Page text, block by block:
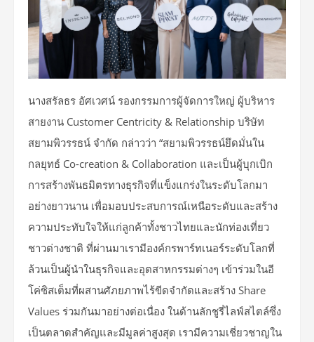
นางสรัลธร อัศเวศน์ รองกรรมการผู้จัดการใหญ่ ผู้บริหาร
สายงาน Customer Centricity & Relationship บริษัท
สยามพิวรรธน์ จำกัด กล่าวว่า “สยามพิวรรธน์ยึดมั่นใน
กลยุทธ์ Co-creation & Collaboration และเป็นผู้บุกเบิก
การสร้างพันธมิตรทางธุรกิจที่แข็งแกร่งในระดับโลกมา
อย่างยาวนาน เพื่อมอบประสบการณ์เหนือระดับและสร้าง
ความประทับใจให้แก่ลูกค้าทั้งชาวไทยและนักท่องเที่ยว
ชาวต่างชาติ ที่ผ่านมาเรามีองค์กรพาร์ทเนอร์ระดับโลกที่
ล้วนเป็นผู้นำในธุรกิจและอุตสาหกรรมต่างๆ เข้าร่วมในอี
โค่ซิสเต็มที่ผสานศัภยภาพไร้ขีดจำกัดและสร้าง Share
Values ร่วมกันมาอย่างต่อเนื่อง ในด้านลักชูรี่ไลฟ์สไตล์ซึ่ง
เป็นตลาดสำคัญและมีมูลค่าสูงสุด เรามีความเชี่ยวชาญใน